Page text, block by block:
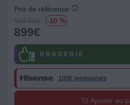
Prix de référence
999.00€ -10 %
899€
B R A D E R I E
100€ remboursés
Ajouter au